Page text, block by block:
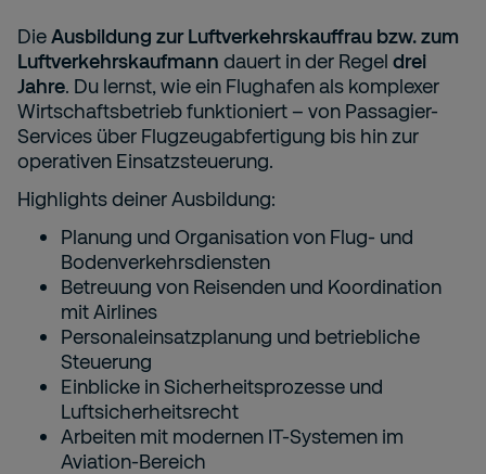
DieAusbildung zur Luftverkehrskauffrau bzw. zum
Luftverkehrskaufmann dauert in der Regel drei
Jahre. Du lernst, wie ein Flughafen als komplexer
Wirtschaftsbetrieb funktioniert – von Passagier-
Services über Flugzeugabfertigung bis hin zur
operativen Einsatzsteuerung.
Highlights deiner Ausbildung:
Planung und Organisation von Flug- und
Bodenverkehrsdiensten
Betreuung von Reisenden und Koordination
mit Airlines
Personaleinsatzplanung und betriebliche
Steuerung
Einblicke in Sicherheitsprozesse und
Luftsicherheitsrecht
Arbeiten mit modernen IT-Systemen im
Aviation-Bereich